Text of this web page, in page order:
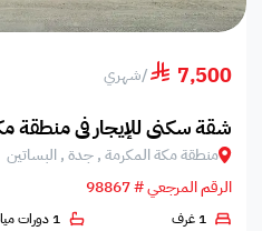
7,500
/شهري
شقة سكني للإيجار في منطقة
منطقة مكة المكرمة , جدة , البساتين
الرقم المرجعي # 98867
1 غرف 1 دورات مياه